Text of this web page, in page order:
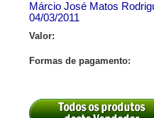
Márcio José Matos
04/03/2011
Valor:
Formas de pagamento: